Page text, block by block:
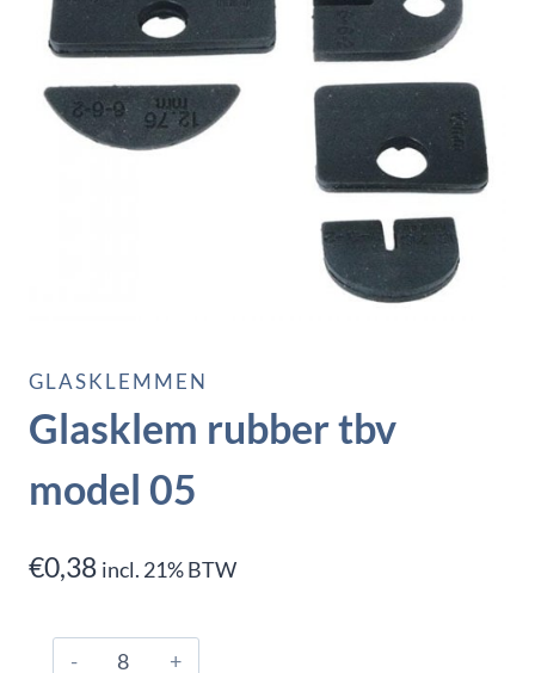
GLASKLEMMEN
Glasklem rubber tbv
model 05
€0,38 incl. 21% BTW
Glasklem